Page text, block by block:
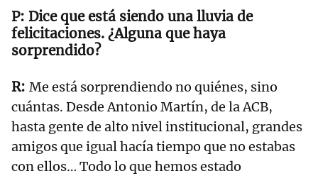
Dice que está siendo una lluvia de
felicitaciones. ¿Alguna que haya
sorprendido?
Me está sorprendiendo no quiénes, sino
cuántas. Desde Antonio Martín, de la ACB,
hasta gente de alto nivel institucional, grandes
amigos que igual hacía tiempo que no estabas
con ellos… Todo lo que hemos estado